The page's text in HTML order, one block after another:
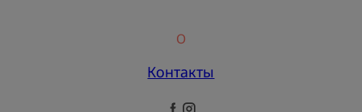
О
Контакты